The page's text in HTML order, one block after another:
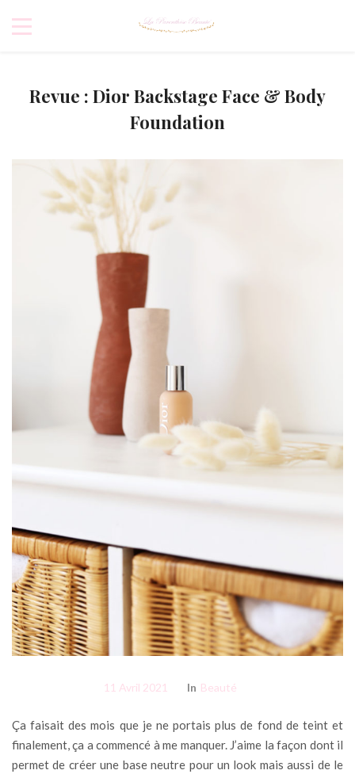
Revue : Dior Backstage Face & Body
Foundation
11 Avril 2021 In Beauté
Ça faisait des mois que je ne portais plus de fond de teint et
finalement, ça a commencé à me manquer. J’aime la façon dont il
permet de créer une base neutre pour un look mais aussi de le